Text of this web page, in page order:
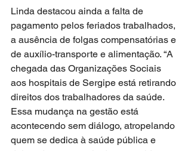
Linda destacou ainda a falta de
pagamento pelos feriados trabalhados,
a ausência de folgas compensatórias e
de auxílio-transporte e alimentação. “A
chegada das Organizações Sociais
aos hospitais de Sergipe está retirando
direitos dos trabalhadores da saúde.
Essa mudança na gestão está
acontecendo sem diálogo, atropelando
quem se dedica à saúde pública e